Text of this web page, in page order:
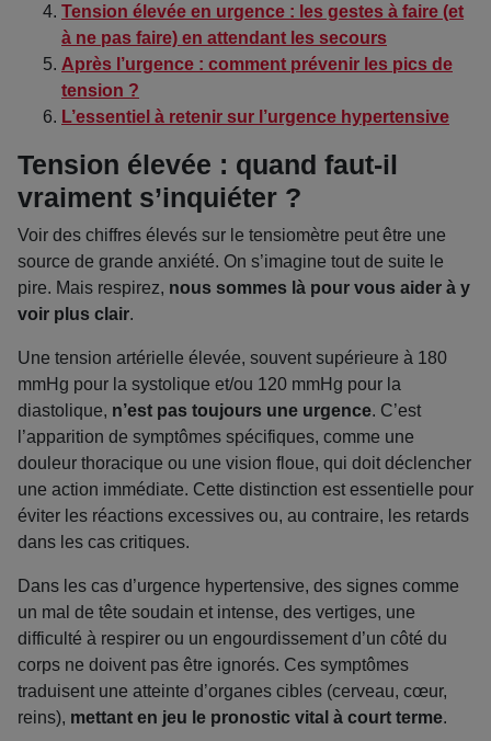
Tension élevée en urgence : les gestes à faire (et
à ne pas faire) en attendant les secours
Après l’urgence : comment prévenir les pics de
tension ?
L’essentiel à retenir sur l’urgence hypertensive
Tension élevée : quand faut-il
vraiment s’inquiéter ?
Voir des chiffres élevés sur le tensiomètre peut être une
source de grande anxiété. On s’imagine tout de suite le
pire. Mais respirez, nous sommes là pour vous aider à y
voir plus clair.
Une tension artérielle élevée, souvent supérieure à 180
mmHg pour la systolique et/ou 120 mmHg pour la
diastolique, n’est pas toujours une urgence. C’est
l’apparition de symptômes spécifiques, comme une
douleur thoracique ou une vision floue, qui doit déclencher
une action immédiate. Cette distinction est essentielle pour
éviter les réactions excessives ou, au contraire, les retards
dans les cas critiques.
Dans les cas d’urgence hypertensive, des signes comme
un mal de tête soudain et intense, des vertiges, une
difficulté à respirer ou un engourdissement d’un côté du
corps ne doivent pas être ignorés. Ces symptômes
traduisent une atteinte d’organes cibles (cerveau, cœur,
reins), mettant en jeu le pronostic vital à court terme.